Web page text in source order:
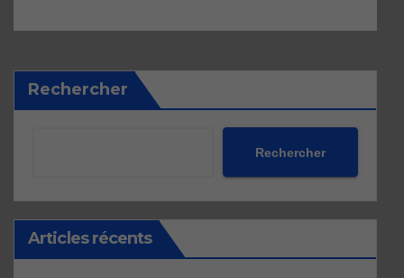
Rechercher
Rechercher
Articles récents